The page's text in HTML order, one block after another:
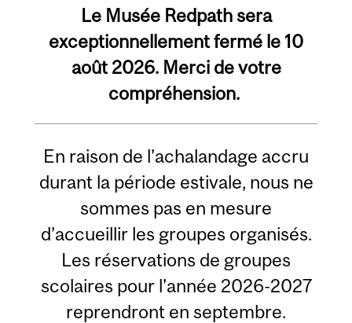
Le Musée Redpath sera
exceptionnellement fermé le 10
août 2026. Merci de votre
compréhension.
En raison de l’achalandage accru
durant la période estivale, nous ne
sommes pas en mesure
d’accueillir les groupes organisés.
Les réservations de groupes
scolaires pour l’année 2026-2027
reprendront en septembre.